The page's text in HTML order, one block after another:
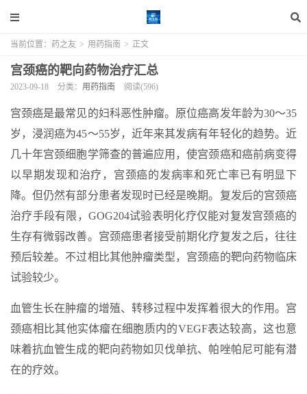
当前位置： 药之友 > 用药指南 > 正文
宫颈癌的靶向药物治疗汇总
2023-09-18 分类： 用药指南 阅读(596)
宫颈癌是最常见的妇科恶性肿瘤。原位癌高发年龄为30～35
岁，浸润癌为45～55岁，近年来其发病有年轻化的趋势。近
几十年宫颈细胞学筛查的普遍应用，使宫颈癌和癌前病变得
以早期发现和治疗，宫颈癌的发病率和死亡率已有明显下
降。但仍然有部分患者发现时已经是晚期。复发后的宫颈癌
治疗手段有限，GOG204试验表明化疗仅能对复发宫颈癌的
生存有微弱改善。宫颈癌患者接受前期化疗复发之后，往往
预后较差。不过相比其他肿瘤类型，宫颈癌的靶向药物临床
试验较少。
血管生长在肿瘤的增殖、转移过程中发挥着很大的作用。宫
颈癌相比其他实体瘤在细胞质内的VEGF表达较高，这也意
味着抗血管生成的靶向药物如贝伐单抗、帕唑帕尼可能有潜
在的疗效。